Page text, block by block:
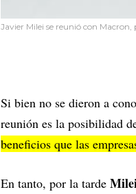
Javier Milei se reunió con Macron,
Si bien no se dieron a
reunión es la posibilidad
beneficios que las
En tanto, por la tarde